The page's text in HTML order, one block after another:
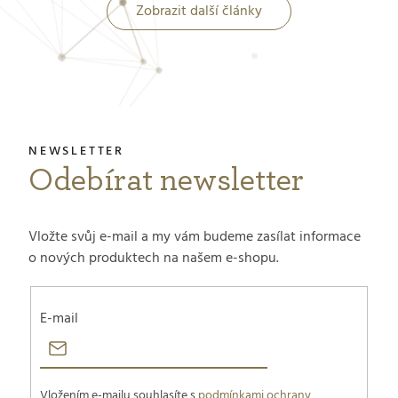
pleť – od
Zobrazit další články
Odebírat newsletter
Vložte svůj e-mail a my vám budeme zasílat informace
o nových produktech na našem e-shopu.
E-mail